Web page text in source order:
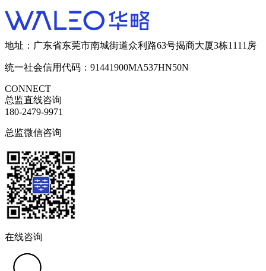
地址：广东省东莞市南城街道众利路63号揭商大厦3栋1111房
统一社会信用代码：91441900MA537HN50N
CONNECT
总监直线咨询
180-2479-9971
总监微信咨询
在线咨询